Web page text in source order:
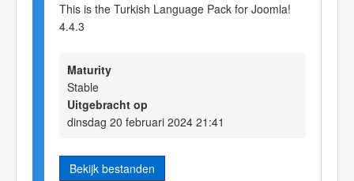
This is the Turkish Language Pack for Joomla!
4.4.3
Maturity
Stable
Uitgebracht op
dinsdag 20 februari 2024 21:41
Bekijk bestanden